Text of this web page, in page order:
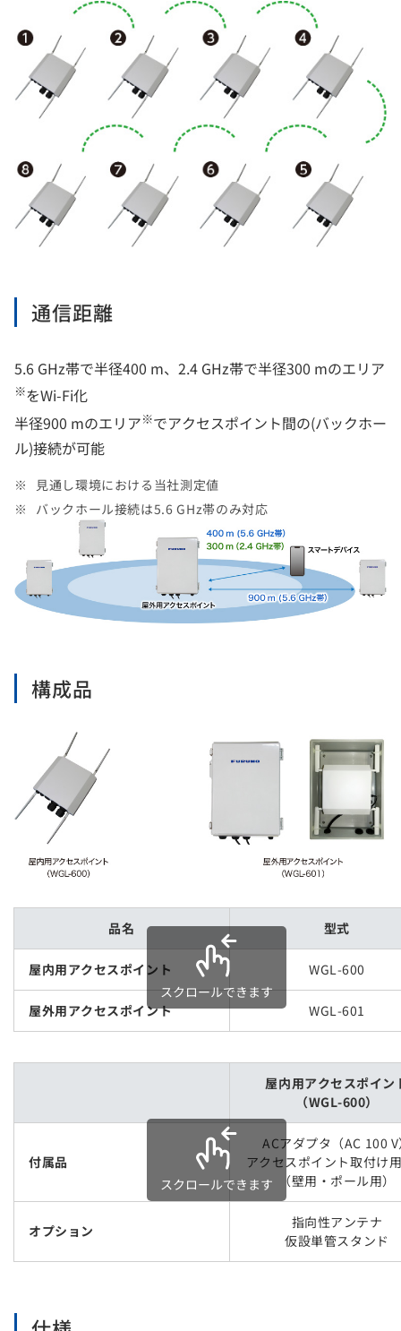
通信距離
5.6 GHz帯で半径400 m、2.4 GHz帯で半径300 mのエリア
※をWi-Fi化
半径900 mのエリア※でアクセスポイント間の(バックホー
ル)接続が可能
見通し環境における当社測定値
バックホール接続は5.6 GHz帯のみ対応
構成品
品名 型式
屋内用アクセスポイント WGL-600
屋外用アクセスポイント WGL-601
スクロールできます
屋内用アクセスポイン
（WGL-600）
付属品
ACアダプタ（AC 100
アクセスポイント取付け
（壁用・ポール用）
オプション
指向性アンテナ
仮設単管スタンド
スクロールできます